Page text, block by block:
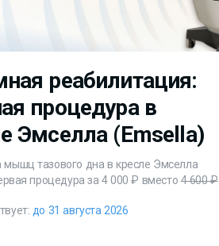
реабилитация:
процедура в
Эмселла (Emsella)
мышц тазового дна в кресле Эмселла
процедураза 4 000 ₽ вместо4 600 ₽.
до 31 августа 2026